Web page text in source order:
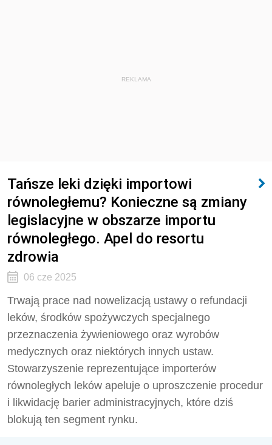
REKLAMA
Tańsze leki dzięki importowi
równoległemu? Konieczne są zmiany
legislacyjne w obszarze importu
równoległego. Apel do resortu
zdrowia
06 cze 2025
Trwają prace nad nowelizacją ustawy o refundacji
leków, środków spożywczych specjalnego
przeznaczenia żywieniowego oraz wyrobów
medycznych oraz niektórych innych ustaw.
Stowarzyszenie reprezentujące importerów
równoległych leków apeluje o uproszczenie procedur
i likwidację barier administracyjnych, które dziś
blokują ten segment rynku.